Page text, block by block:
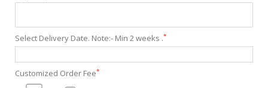
Select Delivery Date. Note:- Min 2 weeks .*
Customized Order Fee*